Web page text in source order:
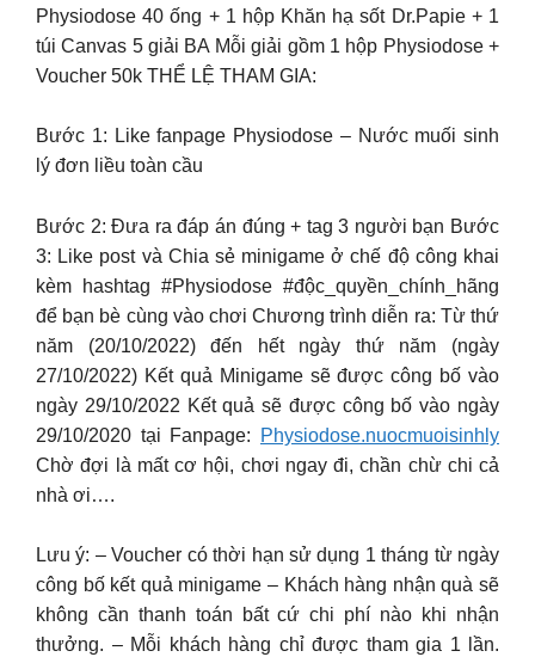
Physiodose 40 ống + 1 hộp Khăn hạ sốt Dr.Papie + 1
túi Canvas 5 giải BA Mỗi giải gồm 1 hộp Physiodose +
Voucher 50k THỂ LỆ THAM GIA:
Bước 1: Like fanpage Physiodose – Nước muối sinh
lý đơn liều toàn cầu
Bước 2: Đưa ra đáp án đúng + tag 3 người bạn Bước
3: Like post và Chia sẻ minigame ở chế độ công khai
kèm hashtag #Physiodose #độc_quyền_chính_hãng
để bạn bè cùng vào chơi Chương trình diễn ra: Từ thứ
năm (20/10/2022) đến hết ngày thứ năm (ngày
27/10/2022) Kết quả Minigame sẽ được công bố vào
ngày 29/10/2022 Kết quả sẽ được công bố vào ngày
29/10/2020 tại Fanpage:
Physiodose.nuocmuoisinhly
Chờ đợi là mất cơ hội, chơi ngay đi, chần chừ chi cả
nhà ơi….
Lưu ý: – Voucher có thời hạn sử dụng 1 tháng từ ngày
công bố kết quả minigame – Khách hàng nhận quà sẽ
không cần thanh toán bất cứ chi phí nào khi nhận
thưởng. – Mỗi khách hàng chỉ được tham gia 1 lần.